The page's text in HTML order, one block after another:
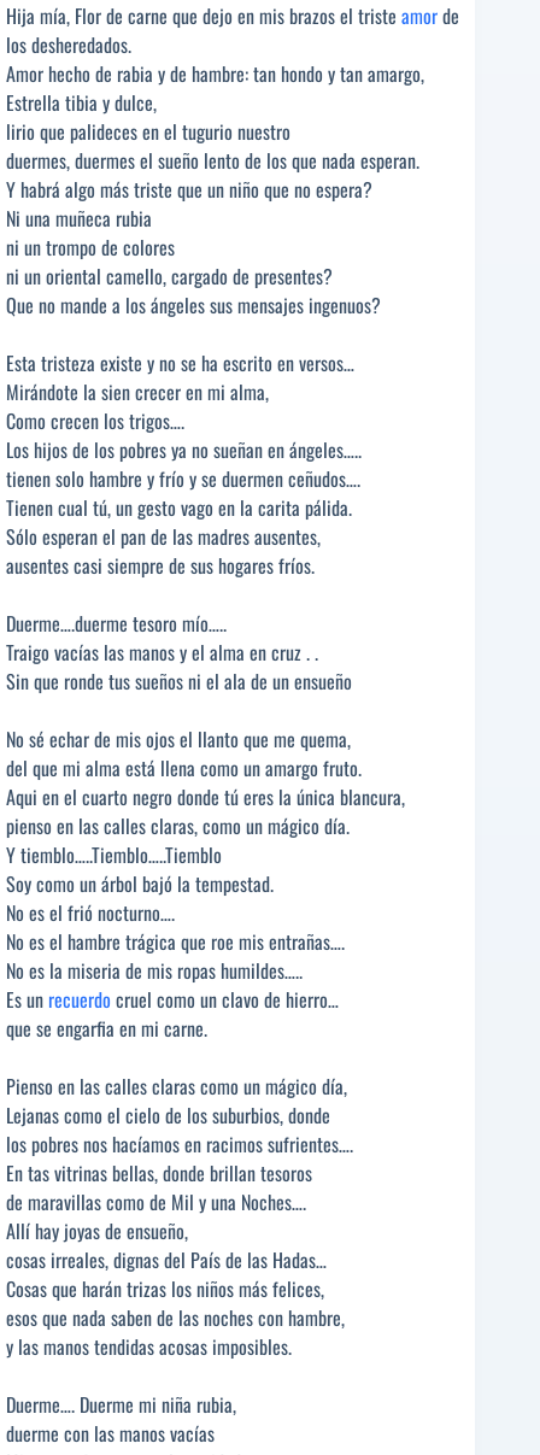
Hija mía, Flor de carne que dejo en mis brazos el triste amorde
los desheredados.
Amor hecho de rabia y de hambre: tan hondo y tan amargo,
Estrella tibia y dulce,
lirio que palideces en el tugurio nuestro
duermes, duermes el sueño lento de los que nada esperan.
Y habrá algo más triste que un niño que no espera?
Ni una muñeca rubia
ni un trompo de colores
ni un oriental camello, cargado de presentes?
Que no mande a los ángeles sus mensajes ingenuos?
Esta tristeza existe y no se ha escrito en versos…
Mirándote la sien crecer en mi alma,
Como crecen los trigos….
Los hijos de los pobres ya no sueñan en ángeles…..
tienen solo hambre y frío y se duermen ceñudos….
Tienen cual tú, un gesto vago en la carita pálida.
Sólo esperan el pan de las madres ausentes,
ausentes casi siempre de sus hogares fríos.
Duerme….duerme tesoro mío…..
Traigo vacías las manos y el alma en cruz . .
Sin que ronde tus sueños ni el ala de un ensueño
No sé echar de mis ojos el llanto que me quema,
del que mi alma está llena como un amargo fruto.
Aqui en el cuarto negro donde tú eres la única blancura,
pienso en las calles claras, como un mágico día.
Y tiemblo…..Tiemblo…..Tiemblo
Soy como un árbol bajó la tempestad.
No es el frió nocturno….
No es el hambre trágica que roe mis entrañas….
No es la miseria de mis ropas humildes…..
Es un recuerdo cruel como un clavo de hierro…
que se engarfia en mi carne.
Pienso en las calles claras como un mágico día,
Lejanas como el cielo de los suburbios, donde
los pobres nos hacíamos en racimos sufrientes….
En tas vitrinas bellas, donde brillan tesoros
de maravillas como de Mil y una Noches….
Allí hay joyas de ensueño,
cosas irreales, dignas del País de las Hadas…
Cosas que harán trizas los niños más felices,
esos que nada saben de las noches con hambre,
y las manos tendidas acosas imposibles.
Duerme…. Duerme mi niña rubia,
duerme con las manos vacías